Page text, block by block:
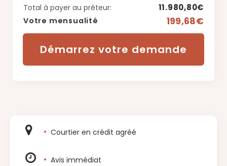
Total à payer au prêteur: 11.980,80€
Votre mensualité 199,68€
Démarrez votre demande
Courtier en crédit agréé
Avis immédiat